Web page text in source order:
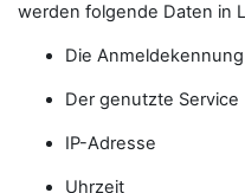
werden folgende Daten in
Die
Der genutzte Service
IP-Adresse
Uhrzeit